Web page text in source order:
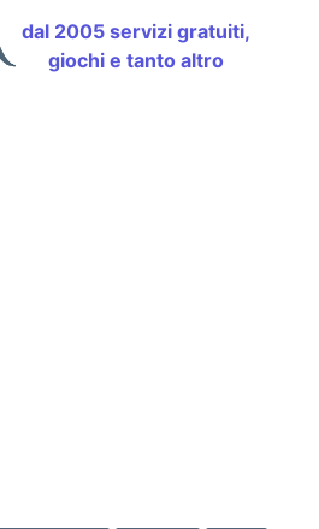
dal 2005 servizi gratuiti,
giochi e tanto altro